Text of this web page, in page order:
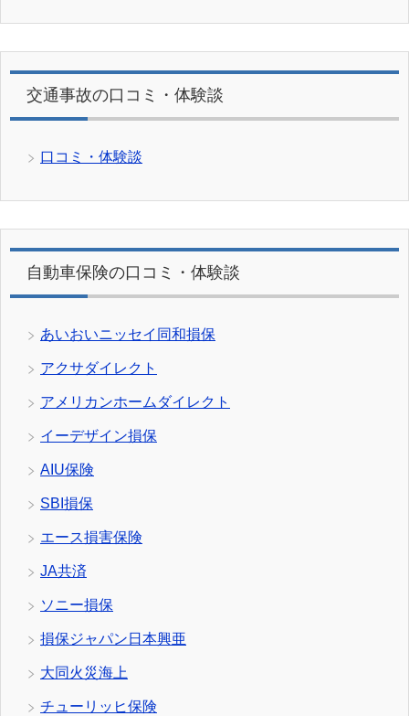
交通事故の口コミ・体験談
口コミ・体験談
自動車保険の口コミ・体験談
あいおいニッセイ同和損保
アクサダイレクト
アメリカンホームダイレクト
イーデザイン損保
AIU保険
SBI損保
エース損害保険
JA共済
ソニー損保
損保ジャパン日本興亜
大同火災海上
チューリッヒ保険